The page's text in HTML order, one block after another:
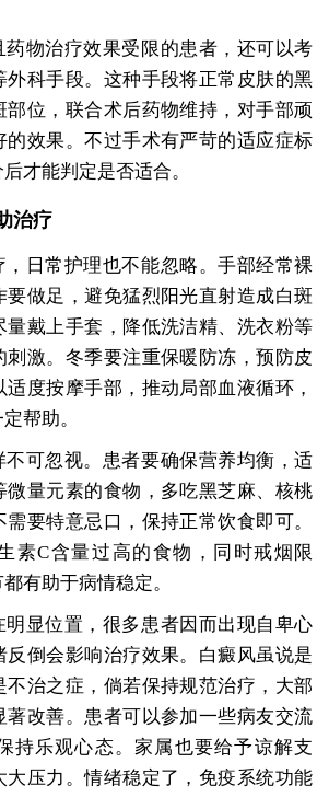
药物治疗效果受限的患者，还可以考
外科手段。这种手段将正常皮肤的黑
部位，联合术后药物维持，对手部顽
的效果。不过手术有严苛的适应症标
才能判定是否适合。
治疗
，日常护理也不能忽略。手部经常裸
要做足，避免猛烈阳光直射造成白斑
量戴上手套，降低洗洁精、洗衣粉等
刺激。冬季要注重保暖防冻，预防皮
度按摩手部，推动局部血液循环，
帮助。
不可忽视。患者要确保营养均衡，适
微量元素的食物，多吃黑芝麻、核桃
要特意忌口，保持正常饮食即可。
素C含量过高的食物，同时戒烟限
有助于病情稳定。
明显位置，很多患者因而出现自卑心
反倒会影响治疗效果。白癜风虽说是
不治之症，倘若保持规范治疗，大部
著改善。患者可以参加一些病友交流
持乐观心态。家属也要给予谅解支
大压力。情绪稳定了，免疫系统功能